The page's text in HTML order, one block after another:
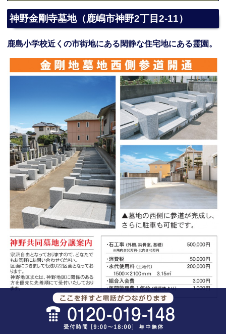
神野金剛寺墓地（鹿嶋市神野2丁目2-11）
鹿島小学校近くの市街地にある閑静な住宅地にある霊園。